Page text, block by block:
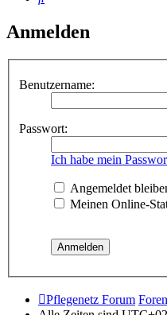
Anmelden
Benutzername:
Passwort:
Ich habe mein
Angemeldet
Meinen Online-
Pflegenetz Forum